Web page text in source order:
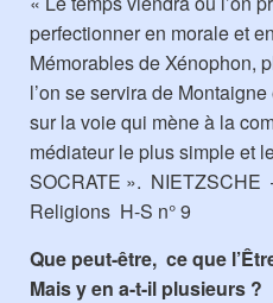
perfectionner en morale et
Mémorables de Xénophon,
l’on se servira de
sur la voie qui mène à la
médiateur le plus simple et
SOCRATE ».
Religions H-S n° 9
Que peut-être, ce que
Mais y en a-t-il plusieurs ?